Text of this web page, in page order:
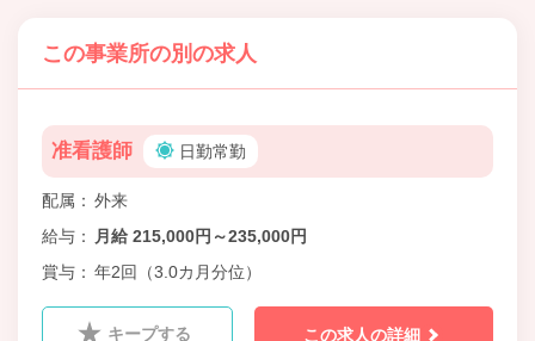
この事業所の別の求人
准看護師 日勤常勤
配属
外来
給与
月給 215,000円～235,000円
賞与
年2回（3.0カ月分位）
キープする この求人の詳細